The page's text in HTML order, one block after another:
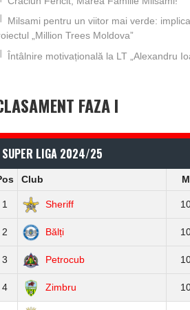
Milsami pentru un viitor mai verde:
„Million Trees Moldova”
Întâlnire motivațională la LT „Alexandru
FAZA I
SUPER LIGA 2024/25
Club M
1 Sheriff
2 Bălți
3 Petrocub
4 Zimbru